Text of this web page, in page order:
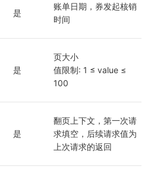
是
账单日期，券发起核销
时间
是
页大小
值限制: 1 ≤ value ≤
100
是
翻页上下文，第一次请
求填空，后续请求值为
上次请求的返回